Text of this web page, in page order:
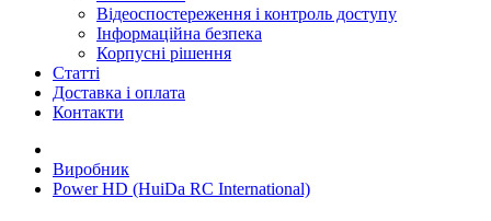
Відеоспостереження і контроль доступу
Інформаційна безпека
Корпусні рішення
Статті
Доставка і оплата
Контакти
Виробник
Power HD (HuiDa RC International)